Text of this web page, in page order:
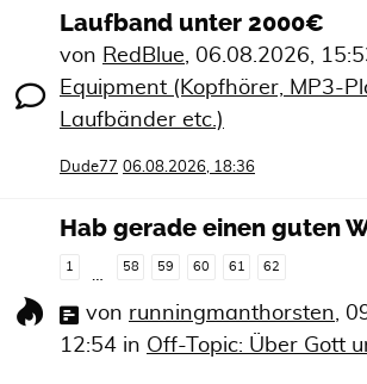
Laufband unter 2000€
von RedBlue 06.08.2026,
Equipment (Kopfhörer, MP3-
Laufbänder etc.)
Dude77 06.08.2026, 18:36
Hab gerade einen guten
1
…
58 59 60 61 62
von runningmanthorsten,
12:54 in Off-Topic: Über Gott